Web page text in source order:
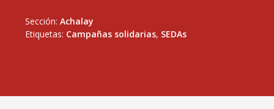
Sección: Achalay
Etiquetas: Campañas solidarias, SEDAs